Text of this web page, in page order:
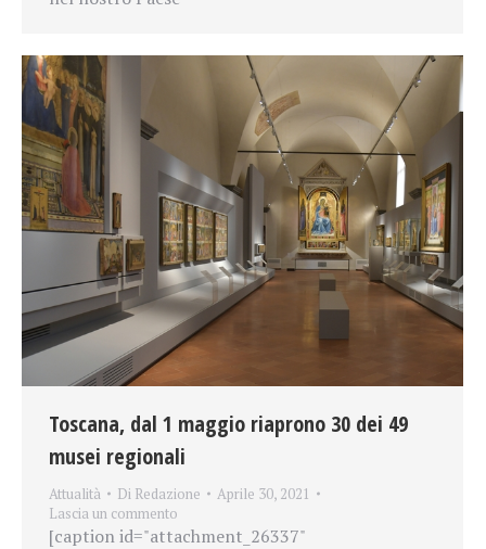
Toscana, dal 1 maggio riaprono 30 dei 49
musei regionali
Attualità Di Redazione
Aprile 30, 2021
Lascia un commento
[caption id="attachment_26337"